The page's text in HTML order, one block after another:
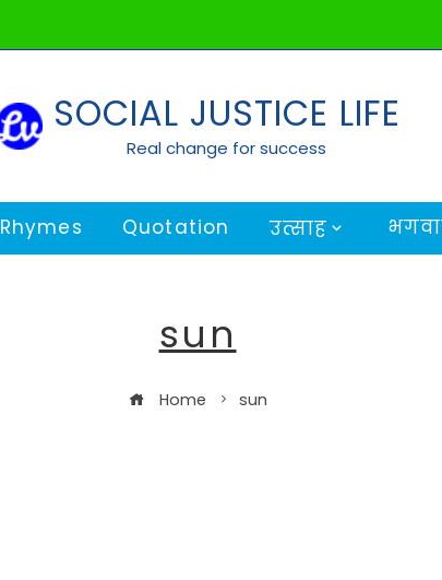
SOCIAL JUSTICE LIFE
Real change for success
Rhymes Quotation उत्साह
sun
Home sun